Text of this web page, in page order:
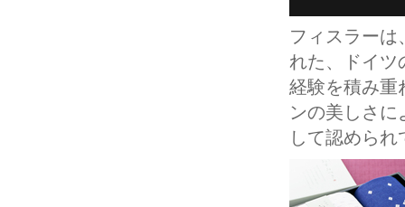
フィスラーは
れた、ドイツ
経験を積み重
ンの美しさ
して認めら